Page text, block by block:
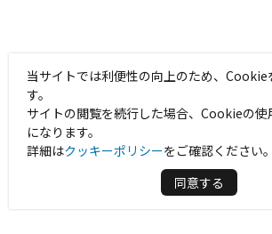
当サイトでは利便性の向上のため、Cookie
す。
サイトの閲覧を続行した場合、Cookieの使
になります。
詳細はクッキーポリシーをご確認ください。
同意する